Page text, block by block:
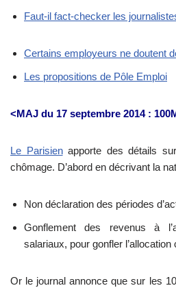
Faut-il fact-checker les
Certains employeurs ne doutent
Les propositions de Pôle Emploi
<MAJ du 17 septembre 2014 :
Le Parisienapporte des détails
chômage. D’abord en décrivant la
Non déclaration des périodes
Gonflement des revenus à
salariaux, pour gonfler l’allocation
Or le journal annonce que sur les